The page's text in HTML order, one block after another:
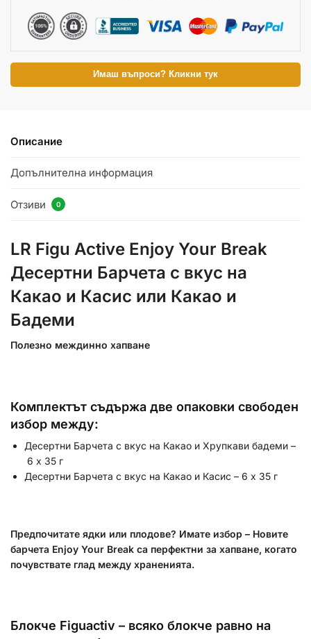
Имаш въпроси? Кликни тук
Описание
Допълнителна информация
Отзиви 0
LR Figu Active Enjoy Your Break
Десертни Барчета с вкус на
Какао и Касис или Какао и
Бадеми
Полезно междинно хапване
Комплектът съдържа две опаковки свободен
избор между:
Десертни Барчета с вкус на Какао и Хрупкави бадеми –
6 х 35 г
Десертни Барчета с вкус на Какао и Касис – 6 х 35 г
Предпочитате ядки или плодове? Имате избор – Новите
барчета Enjoy Your Break са перфектни за хапване, когато
почувствате глад между храненията.
Блокче Figuactiv – всяко блокче равно на